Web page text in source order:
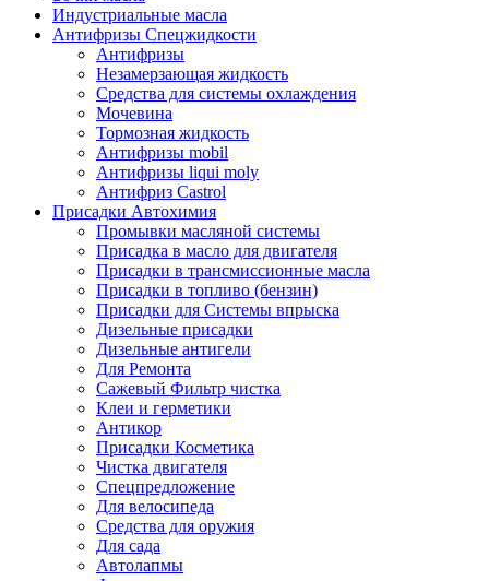
Индустриальные масла
Антифризы Спецжидкости
Антифризы
Незамерзающая жидкость
Средства для системы охлаждения
Мочевина
Тормозная жидкость
Антифризы mobil
Антифризы liqui moly
Антифриз Castrol
Присадки Автохимия
Промывки масляной системы
Присадка в масло для двигателя
Присадки в трансмиссионные масла
Присадки в топливо (бензин)
Присадки для Системы впрыска
Дизельные присадки
Дизельные антигели
Для Ремонта
Сажевый Фильтр чистка
Клеи и герметики
Антикор
Присадки Косметика
Чистка двигателя
Спецпредложение
Для велосипеда
Средства для оружия
Для сада
Автолапмы